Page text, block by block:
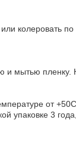
колеровать
и мытью пленку.
от
упаковке 3